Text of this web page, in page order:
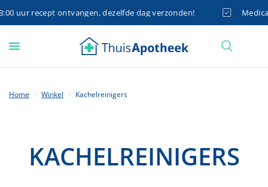
uur recept ontvangen, dezelfde dag verzonden!
Home / Winkel / Kachelreinigers
KACHELREINIGERS